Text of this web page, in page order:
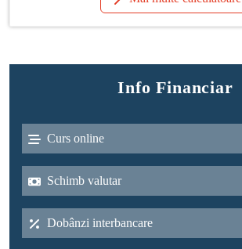
Info Financiar
Curs online
Schimb valutar
Dobânzi interbancare